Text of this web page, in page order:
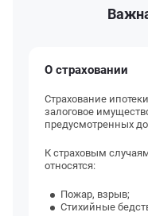
О страховании
Страхование
залоговое
предусмотренных
К страховым
относятся:
Пожар, взрыв;
Стихийные